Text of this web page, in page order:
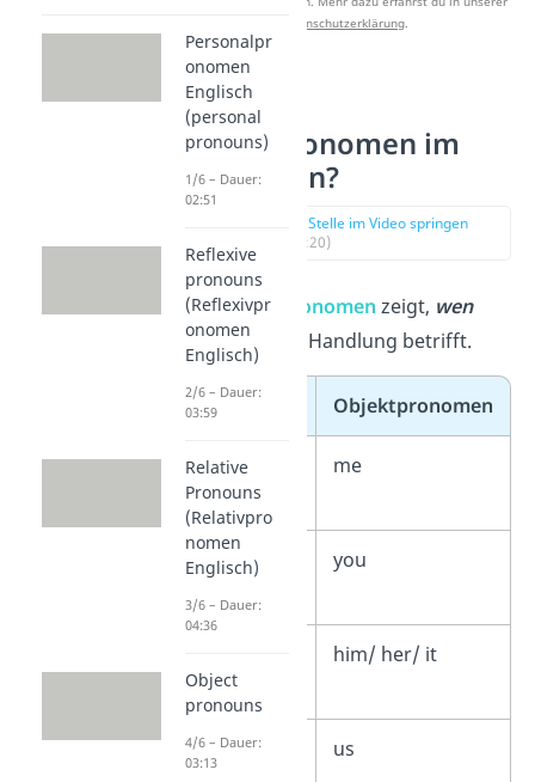
Datenschutzerklärung.
Was sind
Objektpronomen im
Englischen?
zur Stelle im Video springen
(01:20)
DasObjektpronomen zeigt, wen
oder was
eine Handlung betrifft.
Person Objektpronomen
1. Person
Singular
me
2. Person
Singular
you
Singular
him/ her/ it
1. Person
us
Personalpr
onomen
Englisch
(personal
pronouns)
1/6 – Dauer:
02:51
Reflexive
pronouns
(Reflexivpr
onomen
Englisch)
2/6 – Dauer:
03:59
Relative
Pronouns
(Relativpro
nomen
Englisch)
3/6 – Dauer:
04:36
Object
pronouns
4/6 – Dauer:
03:13